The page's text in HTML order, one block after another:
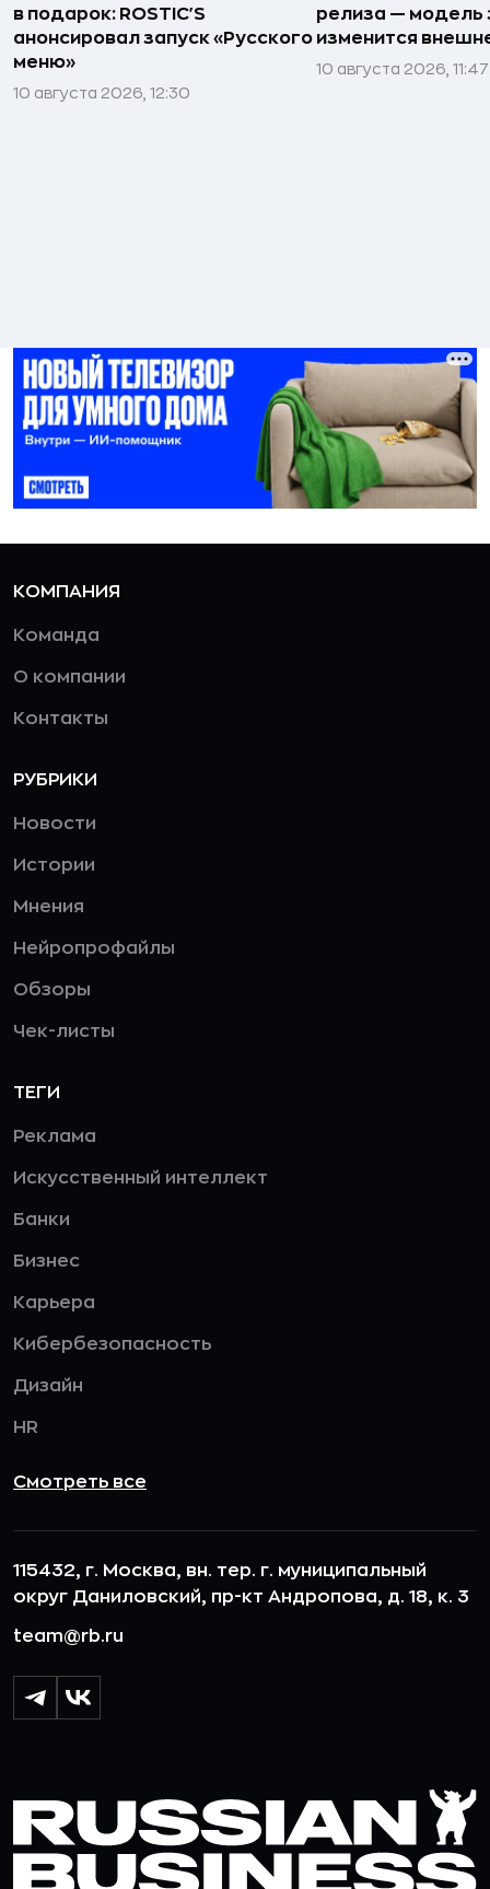
в подарок: ROSTIC'S
анонсировал запуск «Русского
меню»
10 августа 2026, 12:30
релиза — модель
изменится
10 августа 2026, 11:47
КОМПАНИЯ
Команда
О компании
Контакты
РУБРИКИ
Новости
Истории
Мнения
Нейропрофайлы
Обзоры
Чек-листы
ТЕГИ
Реклама
Искусственный интеллект
Банки
Бизнес
Карьера
Кибербезопасность
Дизайн
HR
Смотреть все
115432, г. Москва, вн. тер. г. муниципальный
округ Даниловский, пр-кт Андропова, д. 18, к. 3
team@rb.ru